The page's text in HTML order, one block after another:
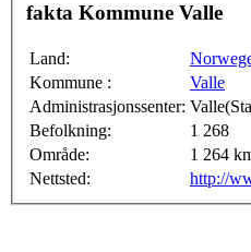
fakta Kommune Valle
Land:
Kommune :
Valle
Administrasjonssenter:
Befolkning:
1 268
Område:
1 264
Nettsted:
http://